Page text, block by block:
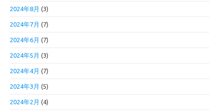
2024年8月 (3)
2024年7月 (7)
2024年6月 (7)
2024年5月 (3)
2024年4月 (7)
2024年3月 (5)
2024年2月 (4)